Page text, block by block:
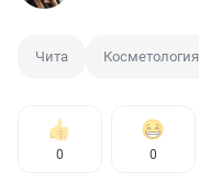
Чита Косметология
0 0